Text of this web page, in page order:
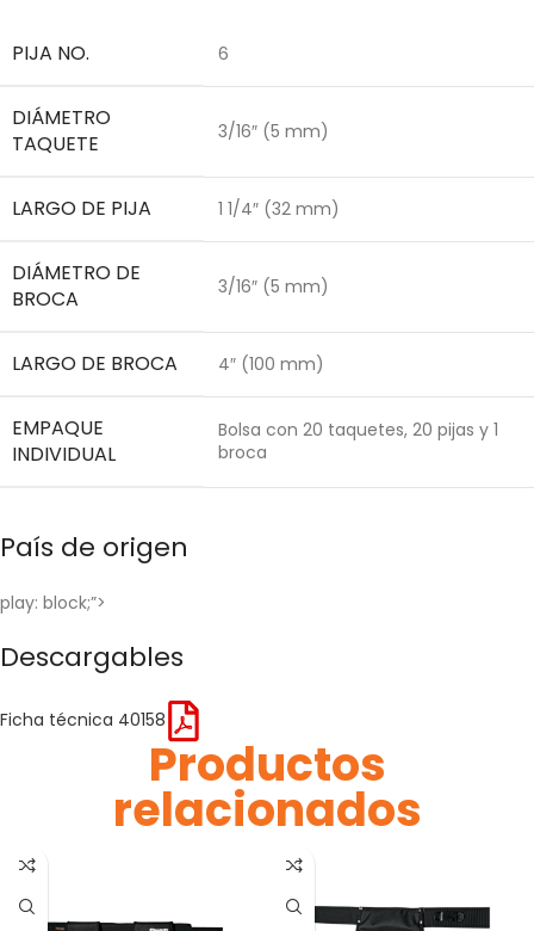
PIJA NO. 6
DIÁMETRO
TAQUETE
3/16″ (5 mm)
LARGO DE PIJA 1 1/4″ (32 mm)
DIÁMETRO DE
BROCA
3/16″ (5 mm)
LARGO DE BROCA 4″ (100 mm)
EMPAQUE
INDIVIDUAL
Bolsa con 20 taquetes, 20 pijas y 1
broca
País de origen
play: block;”>
Descargables
Ficha técnica 40158
Productos
relacionados